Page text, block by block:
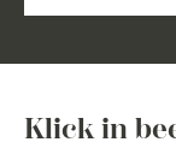
Klick in